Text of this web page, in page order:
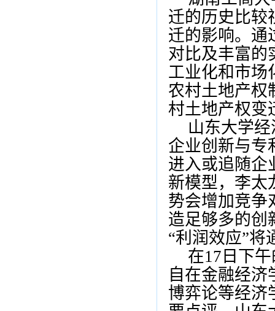
迁的历史比较
迁的影响。通
对比及丰富的
工业化和市场
农村土地产权
村土地产权变
山东大学
企业创新与专
进入或追随企
新模型，李太
势会增加竞争
造足够多的创
“利润效应”将
在17 日下
自在金融经
博弈论等经济